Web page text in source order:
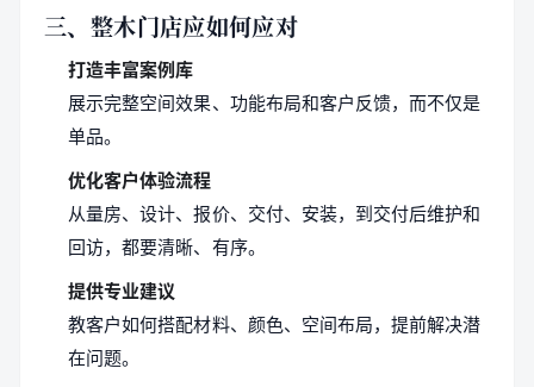
三、整木门店应如何应对
打造丰富案例库
展示完整空间效果、功能布局和客户反馈，而不仅是
单品。
优化客户体验流程
从量房、设计、报价、交付、安装，到交付后维护和
回访，都要清晰、有序。
提供专业建议
教客户如何搭配材料、颜色、空间布局，提前解决潜
在问题。